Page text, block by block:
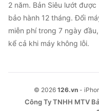
2 năm. Bản Siêu lướt được
bảo hành 12 tháng. Đổi
miễn phí trong 7 ngày đầu,
kể cả khi máy không lỗi.
© 2026 126.vn-
Công Ty TNHH MTV